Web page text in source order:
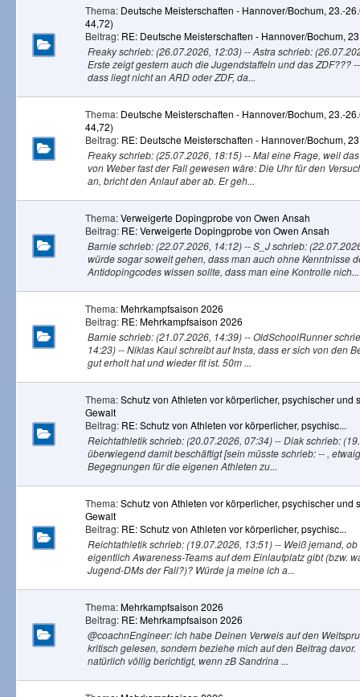
Thema: Deutsche Meisterschaften - Hannover/Bochum, 23.-
44,72)
Beitrag: RE: Deutsche Meisterschaften - Hannover/Bochum,
Freaky schrieb: (26.07.2026, 12:03) -- Astra schrieb:
Erste zeigt gestern auch die Jugendstaffeln und das ZDF???
dass liegt nicht an ARD oder ZDF, da...
Thema: Deutsche Meisterschaften - Hannover/Bochum, 23.-
44,72)
Beitrag: RE: Deutsche Meisterschaften - Hannover/Bochum,
Freaky schrieb: (25.07.2026, 18:15) -- Mal eine Frage, weil
von Weber fast der Fall gewesen wäre: Die Uhr für den
an, bricht den Anlauf aber ab. Er geh...
Thema:Verweigerte Dopingprobe von Owen Ansah
Beitrag: RE: Verweigerte Dopingprobe von Owen Ansah
Barnie schrieb: (22.07.2026, 14:12) -- S_J schrieb:
würde sogar soweit gehen, dass man auch ohne Kenntnisse
Antidopingcodes wissen sollte, dass man eine Kontrolle nich...
Thema:Mehrkampfsaison 2026
Beitrag: RE: Mehrkampfsaison 2026
Barnie schrieb: (21.07.2026, 14:39) -- OldSchoolRunner
14:23) -- Niklas Kaul schreibt auf Insta, dass er sich von den
gut erholt hat und wieder fit ist. 50m ...
Thema:Schutz von Athleten vor körperlicher, psychischer und
Gewalt
Beitrag: RE: Schutz von Athleten vor körperlicher, psychisc...
Reichtathletik schrieb: (20.07.2026, 07:34) -- Diak schrieb:
überwiegend damit beschäftigt [sein müsste schrieb: -- ,
Begegnungen für die eigenen Athleten zu...
Thema:Schutz von Athleten vor körperlicher, psychischer und
Gewalt
Beitrag: RE: Schutz von Athleten vor körperlicher, psychisc...
Reichtathletik schrieb: (19.07.2026, 13:51) -- Weiß jemand,
eigentlich Awareness-Teams auf dem Einlaufplatz gibt (bzw.
Jugend-DMs der Fall?)? Würde ja meine ich a...
Thema:Mehrkampfsaison 2026
Beitrag: RE: Mehrkampfsaison 2026
@coachnEngineer: ich habe Deinen Verweis auf den
kritisch gelesen, sondern beziehe mich auf den Beitrag
natürlich völlig berichtigt, wenn zB Sandrina ...